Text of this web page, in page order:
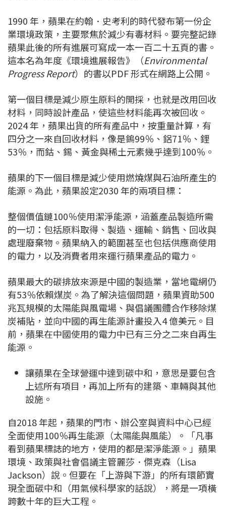
1990 年，蘋果在約翰．史考利的時代發布第一份企
業環境政策，主要聚焦於減少有毒材料。要完整記錄
蘋果此後的所有進展可寫成一本一百二十五頁的書。
這本名為年度《環境進展報告》（Environmental
Progress Report）的書以PDF 形式在網路上公開。
第一個目標是減少原生原料的開採，也就是改用回收
材料，同時設計產品，使這些材料能再次被回收。
2024 年，蘋果出貨的所有產品中，按重量計算，有
四分之一來自回收材料，像是鎢99％、鋁71％、鋰
53％，而鈷、錫、黃金與稀土元素幾乎達到100％。
蘋果的下一個目標是減少使用燃燒煤與石油所產生的
能源。為此，蘋果設定2030 年的兩項目標：
整個價值鏈100％使用潔淨能源，涵蓋產品製造所需
的一切：包括原料取得、製造、運輸、銷售、回收與
處理廢棄物。蘋果納入的範圍甚至也包括供應商使用
的電力，以及消費者用來運行蘋果產品的電力。
蘋果最大的碳排放來源是中國的製造業，當地電網仍
有53％依賴煤炭。為了解決這個問題，蘋果資助500
兆瓦規模的太陽能與風電場、與倡議團體合作移除煤
炭補貼，並向中國的再生能源計畫投入4 億美元。目
前，蘋果在中國使用的電力中已有三分之二來自再生
能源。
讓蘋果在全球營運中達到碳中和，意思是要包含
上述所有項目，再加上所有的建築、車輛與其他
設施。
自2018 年起，蘋果的門市、辦公室與資料中心已經
全面使用100％再生能源（太陽能與風能）。「凡事
看到蘋果標誌的地方，使用的都是潔淨能源。」蘋果
環境、政策與社會倡議主管麗莎．傑克森（Lisa
Jackson）說。但要在「上游與下游」的所有環節實
現全面碳中和（用氣候科學家的話說），將是一項橫
跨數十年的巨大工程。